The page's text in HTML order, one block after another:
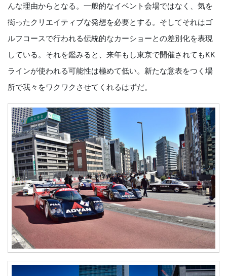
んな理由からとなる。一般的なイベント会場ではなく、気を
衒ったクリエイティブな発想を必要とする。そしてそれはゴ
ルフコースで行われる伝統的なカーショーとの差別化を表現
している。それを鑑みると、来年もし東京で開催されてもKK
ラインが使われる可能性は極めて低い。新たな意表をつく場
所で我々をワクワクさせてくれるはずだ。